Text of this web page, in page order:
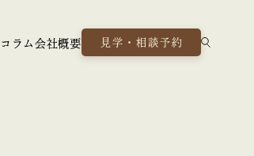
コラム 会社概要 見学・相談予約